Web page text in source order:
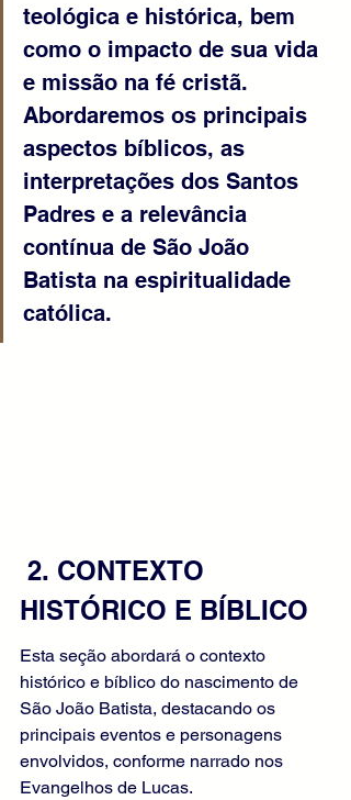
teológica e histórica, bem
como o impacto de sua vida
e missão na fé cristã.
Abordaremos os principais
aspectos bíblicos, as
interpretações dos Santos
Padres e a relevância
contínua de São João
Batista na espiritualidade
católica.
2. CONTEXTO
HISTÓRICO E BÍBLICO
Esta seção abordará o contexto
histórico e bíblico do nascimento de
São João Batista, destacando os
principais eventos e personagens
envolvidos, conforme narrado nos
Evangelhos de Lucas.